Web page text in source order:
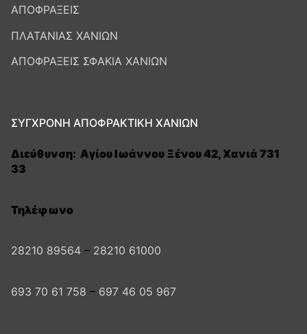
ΑΠΟΦΡΑΞΕΙΣ
ΠΛΑΤΑΝΙΑΣ ΧΑΝΙΩΝ
ΑΠΟΦΡΑΞΕΙΣ ΣΦΑΚΙΑ ΧΑΝΙΩΝ
ΣΥΓΧΡΟΝΗ ΑΠΟΦΡΑΚΤΙΚΗ ΧΑΝΙΩΝ
Διεύθυνση: Αγίου Ιωάννου Ξένου 42, Χανιά 731
33
Τηλέφωνο
28210 89564 – 28210 61000
693 70 61 758 – 697 46 05 967